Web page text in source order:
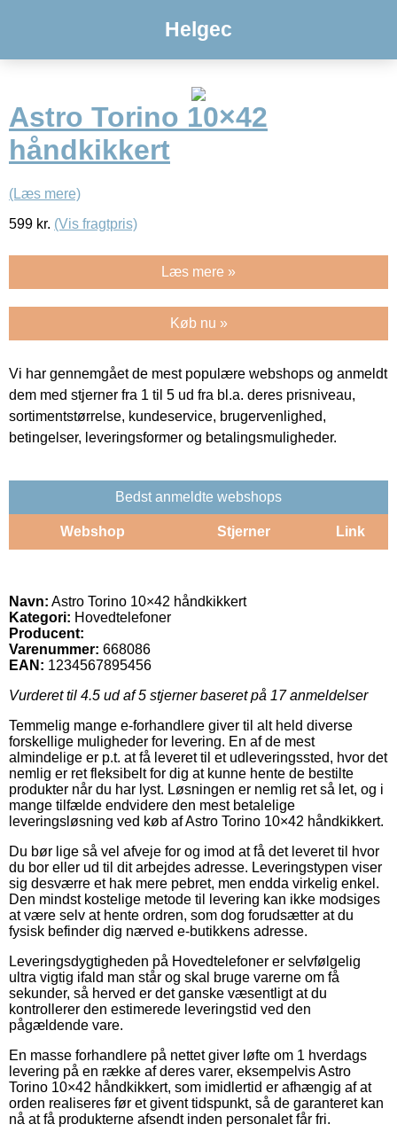
Helgec
Astro Torino 10×42
håndkikkert
(Læs mere)
599 kr. (Vis fragtpris)
Læs mere »
Køb nu »
Vi har gennemgået de mest populære webshops og anmeldt
dem med stjerner fra 1 til 5 ud fra bl.a. deres prisniveau,
sortimentstørrelse, kundeservice, brugervenlighed,
betingelser, leveringsformer og betalingsmuligheder.
Bedst anmeldte webshops
Webshop Stjerner Link
Navn: Astro Torino 10×42 håndkikkert
Kategori: Hovedtelefoner
Producent:
Varenummer: 668086
EAN: 1234567895456
Vurderet til 4.5 ud af 5 stjerner baseret på 17anmeldelser
Temmelig mange e-forhandlere giver til alt held diverse
forskellige muligheder for levering. En af de mest
almindelige er p.t. at få leveret til et udleveringssted, hvor det
nemlig er ret fleksibelt for dig at kunne hente de bestilte
produkter når du har lyst. Løsningen er nemlig ret så let, og i
mange tilfælde endvidere den mest betalelige
leveringsløsning ved køb af Astro Torino 10×42 håndkikkert.
Du bør lige så vel afveje for og imod at få det leveret til hvor
du bor eller ud til dit arbejdes adresse. Leveringstypen viser
sig desværre et hak mere pebret, men endda virkelig enkel.
Den mindst kostelige metode til levering kan ikke modsiges
at være selv at hente ordren, som dog forudsætter at du
fysisk befinder dig nærved e-butikkens adresse.
Leveringsdygtigheden på Hovedtelefoner er selvfølgelig
ultra vigtig ifald man står og skal bruge varerne om få
sekunder, så herved er det ganske væsentligt at du
kontrollerer den estimerede leveringstid ved den
pågældende vare.
En masse forhandlere på nettet giver løfte om 1 hverdags
levering på en række af deres varer, eksempelvis Astro
Torino 10×42 håndkikkert, som imidlertid er afhængig af at
orden realiseres før et givent tidspunkt, så de garanteret kan
nå at få produkterne afsendt inden personalet får fri.